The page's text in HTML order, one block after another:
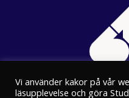
Vi använder kakor på vår
läsupplevelse och göra